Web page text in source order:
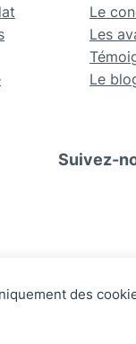
des
Le
Les
Le
Suivez-
locative et